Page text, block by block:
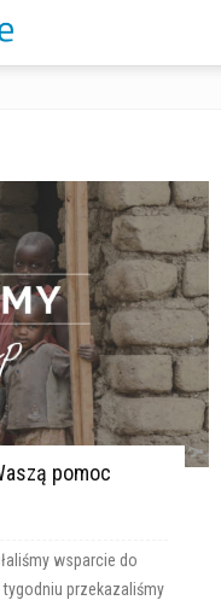
pomoc
wsparcie do
przekazaliśmy